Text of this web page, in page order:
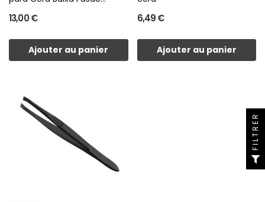
13,00 €
Ajouter au panier
6,49 €
Ajouter au panier
FILTRER